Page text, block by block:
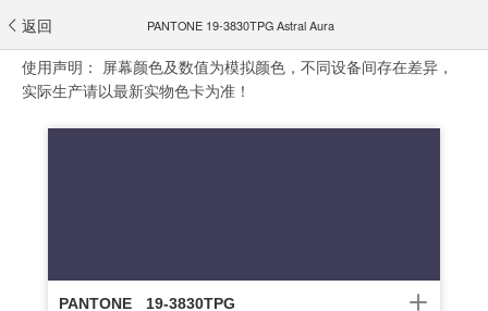
返回 PANTONE 19-3830TPG Astral Aura
使用声明： 屏幕颜色及数值为模拟颜色，不同设备间存在差异，
实际生产请以最新实物色卡为准！
PANTONE
19-3830TPG